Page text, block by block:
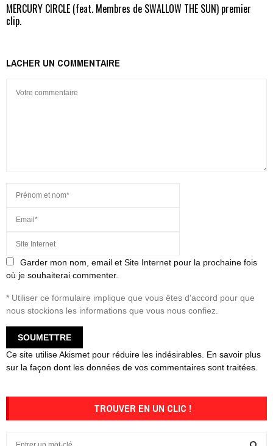
MERCURY CIRCLE (feat. Membres de SWALLOW THE SUN) premier
clip.
LACHER UN COMMENTAIRE
Garder mon nom, email et Site Internet pour la prochaine fois
où je souhaiterai commenter.
* Utiliser ce formulaire implique que vous êtes d'accord pour que
nous stockions les informations que vous nous confiez.
Ce site utilise Akismet pour réduire les indésirables. En savoir plus
sur la façon dont les données de vos commentaires sont traitées
TROUVER EN UN CLIC !